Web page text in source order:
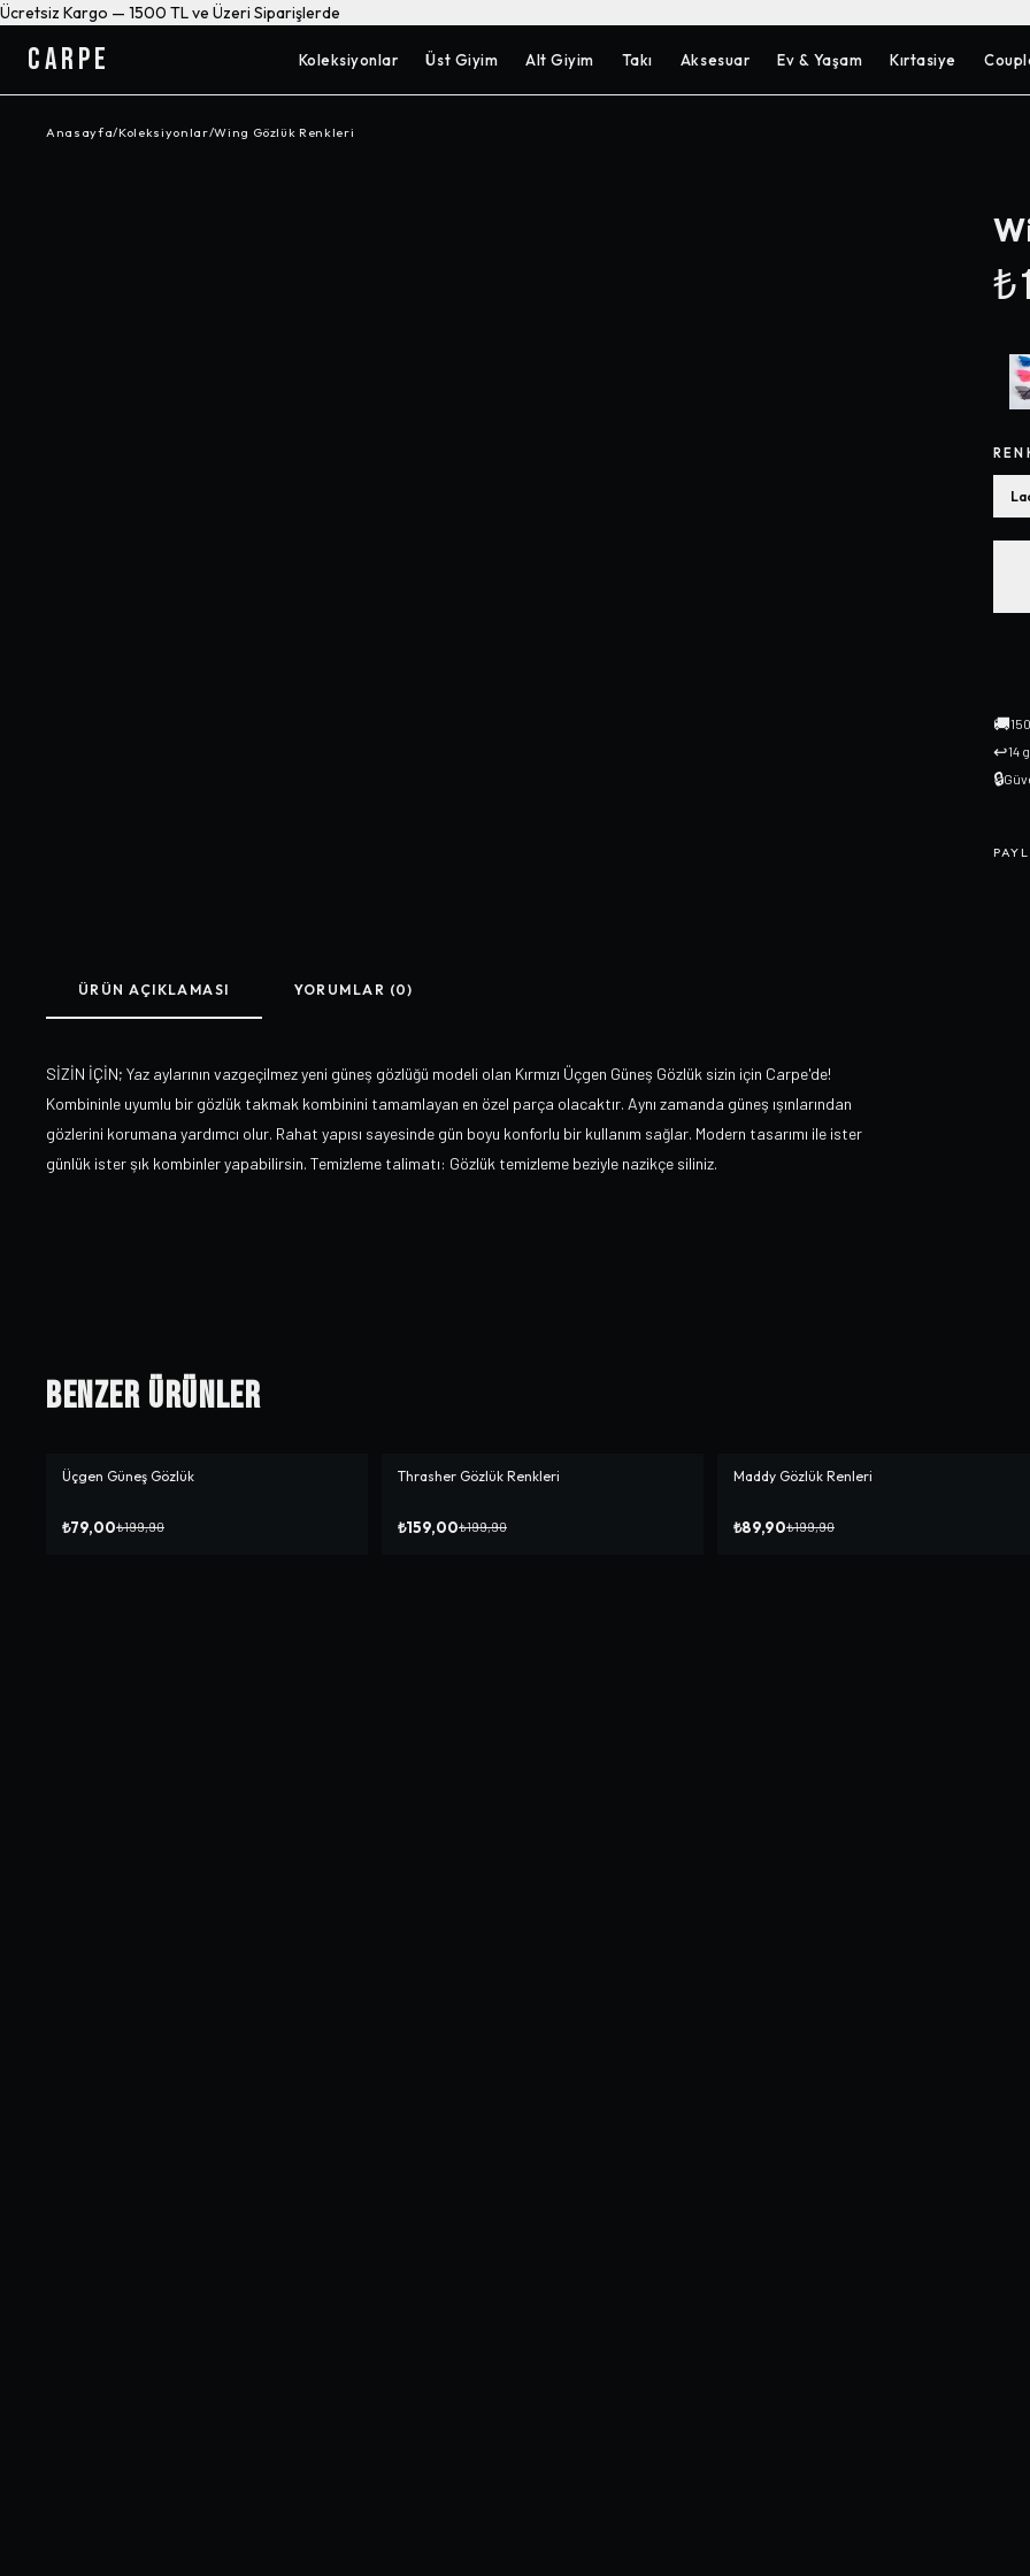
Ücretsiz Kargo — 1500 TL ve Üzeri Siparişlerde
CARPE Koleksiyonlar Üst Giyim Alt Giyim Takı Aksesuar Ev & Yaşam Kırtasiye
Anasayfa/Koleksiyonlar/Wing Gözlük Renkleri
🚚
↩14
🔒
ÜRÜN AÇIKLAMASI YORUMLAR (0)
SİZİN İÇİN; Yaz aylarının vazgeçilmez yeni güneş gözlüğü modeli olan Kırmızı Üçgen Güneş Gözlük sizin için Carpe'de!
Kombininle uyumlu bir gözlük takmak kombinini tamamlayan en özel parça olacaktır. Aynı zamanda güneş ışınlarından
gözlerini korumana yardımcı olur. Rahat yapısı sayesinde gün boyu konforlu bir kullanım sağlar. Modern tasarımı ile ister
günlük ister şık kombinler yapabilirsin. Temizleme talimatı: Gözlük temizleme beziyle nazikçe siliniz.
Benzer Ürünler
-%60
Üçgen Güneş Gözlük
₺79,00₺199,90
-%20
Thrasher Gözlük Renkleri
₺159,00₺199,90
-%55
Maddy Gözlük Renleri
₺89,90₺199,90